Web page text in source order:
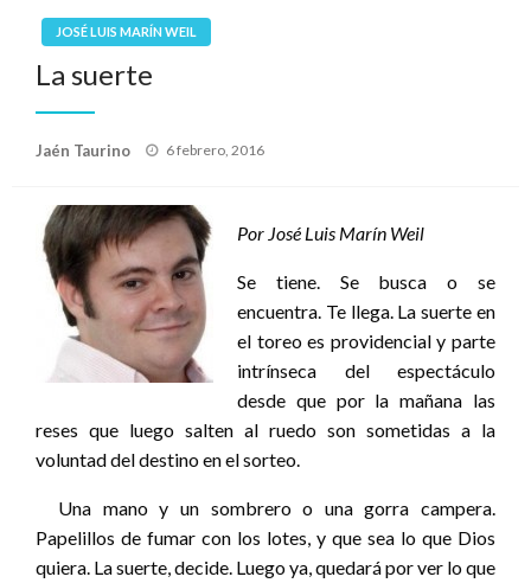
JOSÉ LUIS MARÍN WEIL
La suerte
Jaén Taurino
Publicado
6 febrero, 2016
Por José Luis Marín Weil
Se tiene. Se busca o se
encuentra. Te llega. La suerte en
el toreo es providencial y parte
intrínseca del espectáculo
desde que por la mañana las
reses que luego salten al ruedo son sometidas a la
voluntad del destino en el sorteo.
Una mano y un sombrero o una gorra campera.
Papelillos de fumar con los lotes, y que sea lo que Dios
quiera. La suerte, decide. Luego ya, quedará por ver lo que